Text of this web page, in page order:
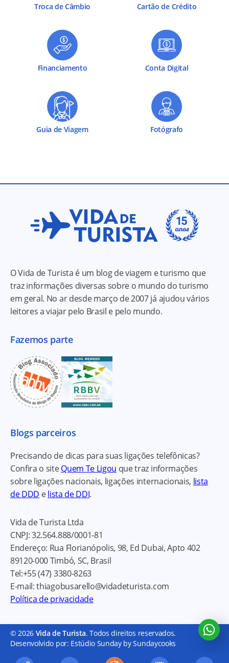
Troca de Câmbio Cartão de Crédito
Financiamento Conta Digital
Guia de Viagem Fotógrafo
O Vida de Turista é um blog de viagem e turismo que
traz informações diversas sobre o mundo do turismo
em geral. No ar desde março de 2007 já ajudou vários
leitores a viajar pelo Brasil e pelo mundo.
Fazemos parte
Blogs parceiros
Precisando de dicas para suas ligações telefônicas?
Confira o siteQuem Te Ligou que traz informações
sobre ligações nacionais, ligações internacionais, lista
de DDD elista de DDI.
Vida de Turista Ltda
CNPJ:32.564.888/0001-81
Endereço: Rua Florianópolis, 98, Ed Dubai, Apto 402
89120-000Timbó, SC, Brasil
Tel:+55 (47) 3380-8263
E-mail:thiagobusarello@vidadeturista.com
Política de privacidade
© 2026 Vida de Turista. Todos direitos reservados.
Desenvolvido por: Estúdio Sunday by Sundaycooks